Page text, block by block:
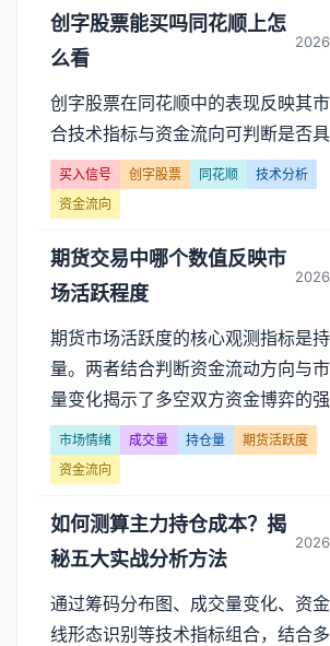
创字股票能买吗同花顺上怎
么看
创字股票在同花顺中的表现反映其
合技术指标与资金流向可判断是否具
买入信号 创字股票 同花顺
技术分析
资金流向
期货交易中哪个数值反映市
场活跃程度
期货市场活跃度的核心观测指标是
量。两者结合判断资金流动方向与
量变化揭示了多空双方资金博弈的强
市场情绪 成交量 持仓量
期货活跃度
资金流向
如何测算主力持仓成本？揭
秘五大实战分析方法
通过筹码分布图、成交量变化、资
线形态识别等技术指标组合，结合